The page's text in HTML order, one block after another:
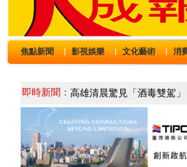
焦點新聞 影視娛樂 文化藝術 消
即時新聞：